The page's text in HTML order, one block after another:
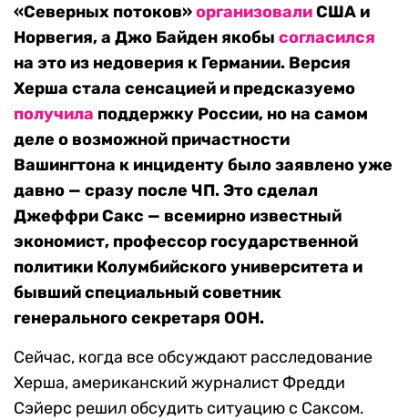
«Северных потоков»организовалиСША и
Норвегия, а Джо Байден якобы согласился
на это из недоверия к Германии. Версия
Херша стала сенсацией и предсказуемо
получила поддержку России, но на самом
деле о возможной причастности
Вашингтона к инциденту было заявлено уже
давно — сразу после ЧП. Это сделал
Джеффри Сакс — всемирно известный
экономист, профессор государственной
политики Колумбийского университета и
бывший специальный советник
генерального секретаря ООН.
Сейчас, когда все обсуждают расследование
Херша, американский журналист Фредди
Сэйерс решил обсудить ситуацию с Саксом.